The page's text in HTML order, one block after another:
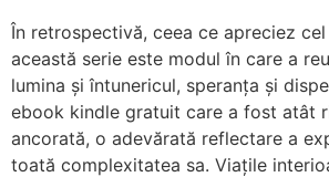
În retrospectivă, ceea ce apreciez
această serie este modul în care a
lumina și întunericul, speranța și
ebook kindle gratuit care a fost atât
ancorată, o adevărată reflectare a
toată complexitatea sa. Viațile